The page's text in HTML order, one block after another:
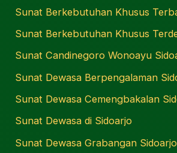
Sunat Berkebutuhan Khusus
Sunat Berkebutuhan Khusus
Sunat Candinegoro Wonoayu
Sunat Dewasa Berpengalaman
Sunat Dewasa Cemengbakalan
Sunat Dewasa di Sidoarjo
Sunat Dewasa Grabangan Sidoarjo